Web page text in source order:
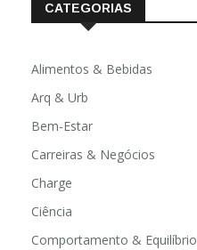
CATEGORIAS
Alimentos & Bebidas
Arq & Urb
Bem-Estar
Carreiras & Negócios
Charge
Ciência
Comportamento & Equilíbrio